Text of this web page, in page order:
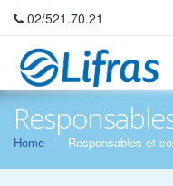
02/521.70.21
Home Responsables et